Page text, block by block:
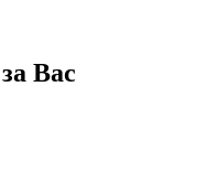
Вас